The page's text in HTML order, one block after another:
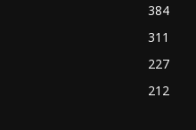
384
311
227
212